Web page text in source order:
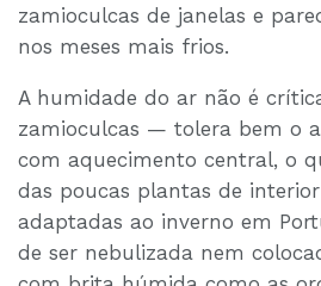
zamioculcas de janelas e
nos meses mais frios.
A humidade do ar não é
zamioculcas — tolera bem o
com aquecimento central, o
das poucas plantas de
adaptadas ao inverno em
de ser nebulizada nem